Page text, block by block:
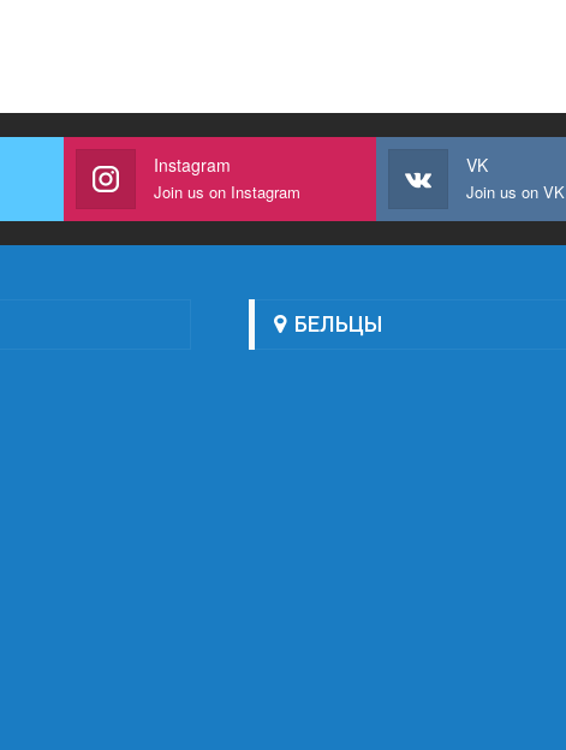
Instagram
Join us on Instagram
VK
Join us on VK
БЕЛЬЦЫ